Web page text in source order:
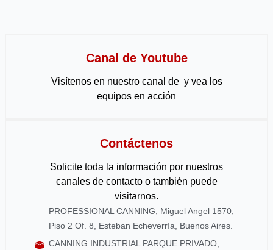
Canal de Youtube
Visítenos en nuestro canal de y vea los
equipos en acción
Contáctenos
Solicite toda la información por nuestros
canales de contacto o también puede
visitarnos.
PROFESSIONAL CANNING, Miguel Angel 1570,
Piso 2 Of. 8, Esteban Echeverría, Buenos Aires.
CANNING INDUSTRIAL PARQUE PRIVADO,